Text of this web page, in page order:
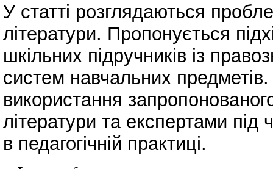
У статті розглядаються
літератури. Пропонується
шкільних підручників із
систем навчальних
використання
літератури та експертами під
в педагогічній практиці.